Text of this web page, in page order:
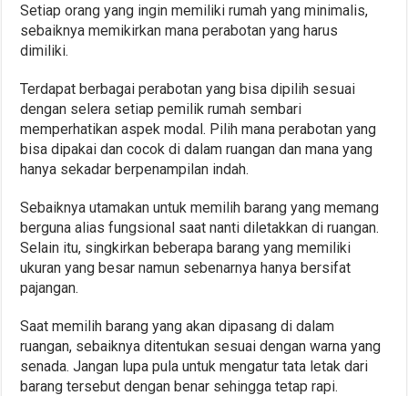
Setiap orang yang ingin memiliki rumah yang minimalis,
sebaiknya memikirkan mana perabotan yang harus
dimiliki.
Terdapat berbagai perabotan yang bisa dipilih sesuai
dengan selera setiap pemilik rumah sembari
memperhatikan aspek modal. Pilih mana perabotan yang
bisa dipakai dan cocok di dalam ruangan dan mana yang
hanya sekadar berpenampilan indah.
Sebaiknya utamakan untuk memilih barang yang memang
berguna alias fungsional saat nanti diletakkan di ruangan.
Selain itu, singkirkan beberapa barang yang memiliki
ukuran yang besar namun sebenarnya hanya bersifat
pajangan.
Saat memilih barang yang akan dipasang di dalam
ruangan, sebaiknya ditentukan sesuai dengan warna yang
senada. Jangan lupa pula untuk mengatur tata letak dari
barang tersebut dengan benar sehingga tetap rapi.